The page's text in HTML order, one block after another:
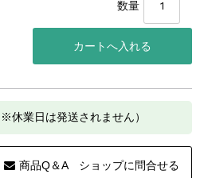
数量
休業日は発送されません）
商品Q＆A ショップに問合せる